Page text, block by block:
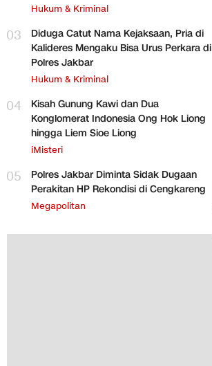
Hukum & Kriminal
03
Diduga Catut Nama Kejaksaan, Pria di
Kalideres Mengaku Bisa Urus Perkara di
Polres Jakbar
Hukum & Kriminal
04
Kisah Gunung Kawi dan Dua
Konglomerat Indonesia Ong Hok Liong
hingga Liem Sioe Liong
iMisteri
05
Polres Jakbar Diminta Sidak Dugaan
Perakitan HP Rekondisi di Cengkareng
Megapolitan